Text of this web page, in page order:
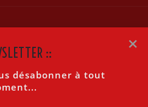
AUPRÈS DU NOUVEL IA
×
::
désabonner à tout